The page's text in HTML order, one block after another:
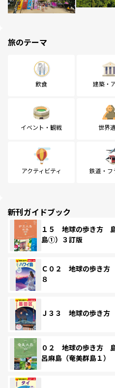
旅のテーマ
飲食 建築・
イベント・観戦 世界
アクティビティ 鉄道・フ
新刊ガイドブック
１５ 地球の歩き方
島①）３訂版
Ｃ０２ 地球の歩き方
８
Ｊ３３ 地球の歩き方
０２ 地球の歩き方
呂麻島（奄美群島１